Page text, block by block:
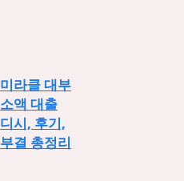
미라클 대부
소액 대출
디시, 후기,
부결 총정리